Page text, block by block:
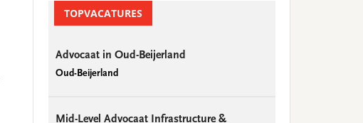
SidebarTOPVACATURES
Advocaat in Oud-Beijerland
Oud-Beijerland
Mid-Level Advocaat Infrastructure &